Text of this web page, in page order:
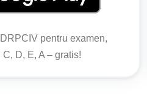
toți participanții la trafic
intersecție, aceasta nu
pentru examen,
D, E, A – gratis!